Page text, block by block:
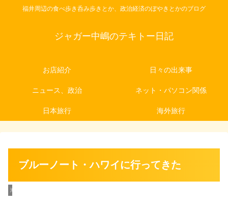
福井周辺の食べ歩き呑み歩きとか、政治経済のぼやきとかのブログ
ジャガー中嶋のテキトー日記
お店紹介 日々の出来事
ニュース、政治 ネット・パソコン関係
日本旅行 海外旅行
ブルーノート・ハワイに行ってきた
海外旅行